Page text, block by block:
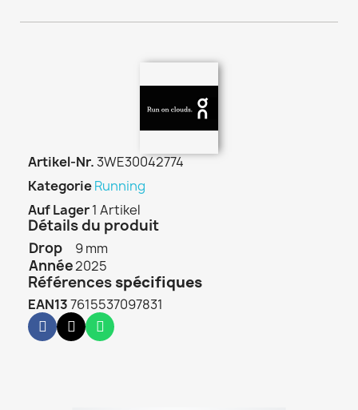
Artikel-Nr.3WE30042774
KategorieRunning
Auf Lager1 Artikel
Détails du produit
Drop 9 mm
Année2025
Références spécifiques
EAN137615537097831